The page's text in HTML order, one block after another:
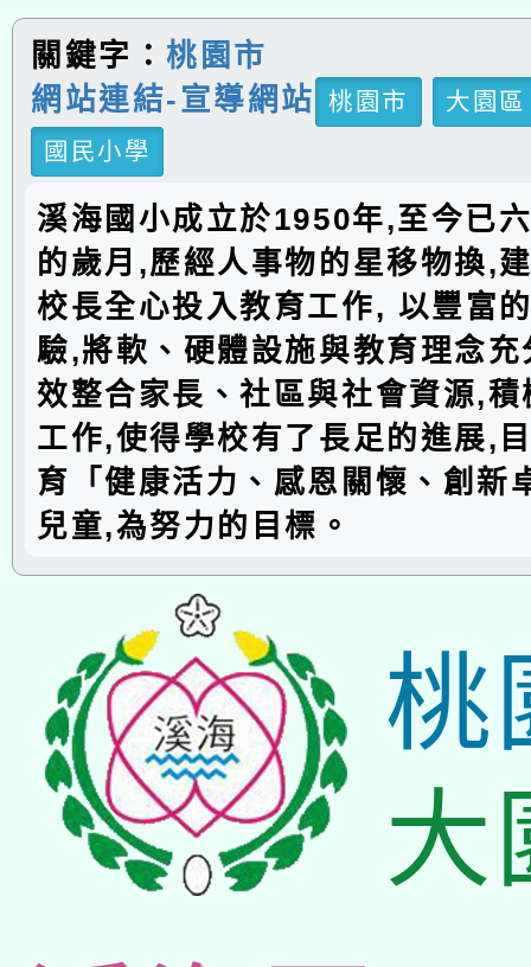
關鍵字：桃園市
網站連結-宣導網站
桃園市
大園區
國民小學
溪海國小成立於1950年,至今已
的歲月,歷經人事物的星移物換,
校長全心投入教育工作, 以豐富
驗,將軟、硬體設施與教育理念
效整合家長、社區與社會資源,
工作,使得學校有了長足的進展,
育「健康活力、感恩關懷、創新
兒童,為努力的目標。
桃
大